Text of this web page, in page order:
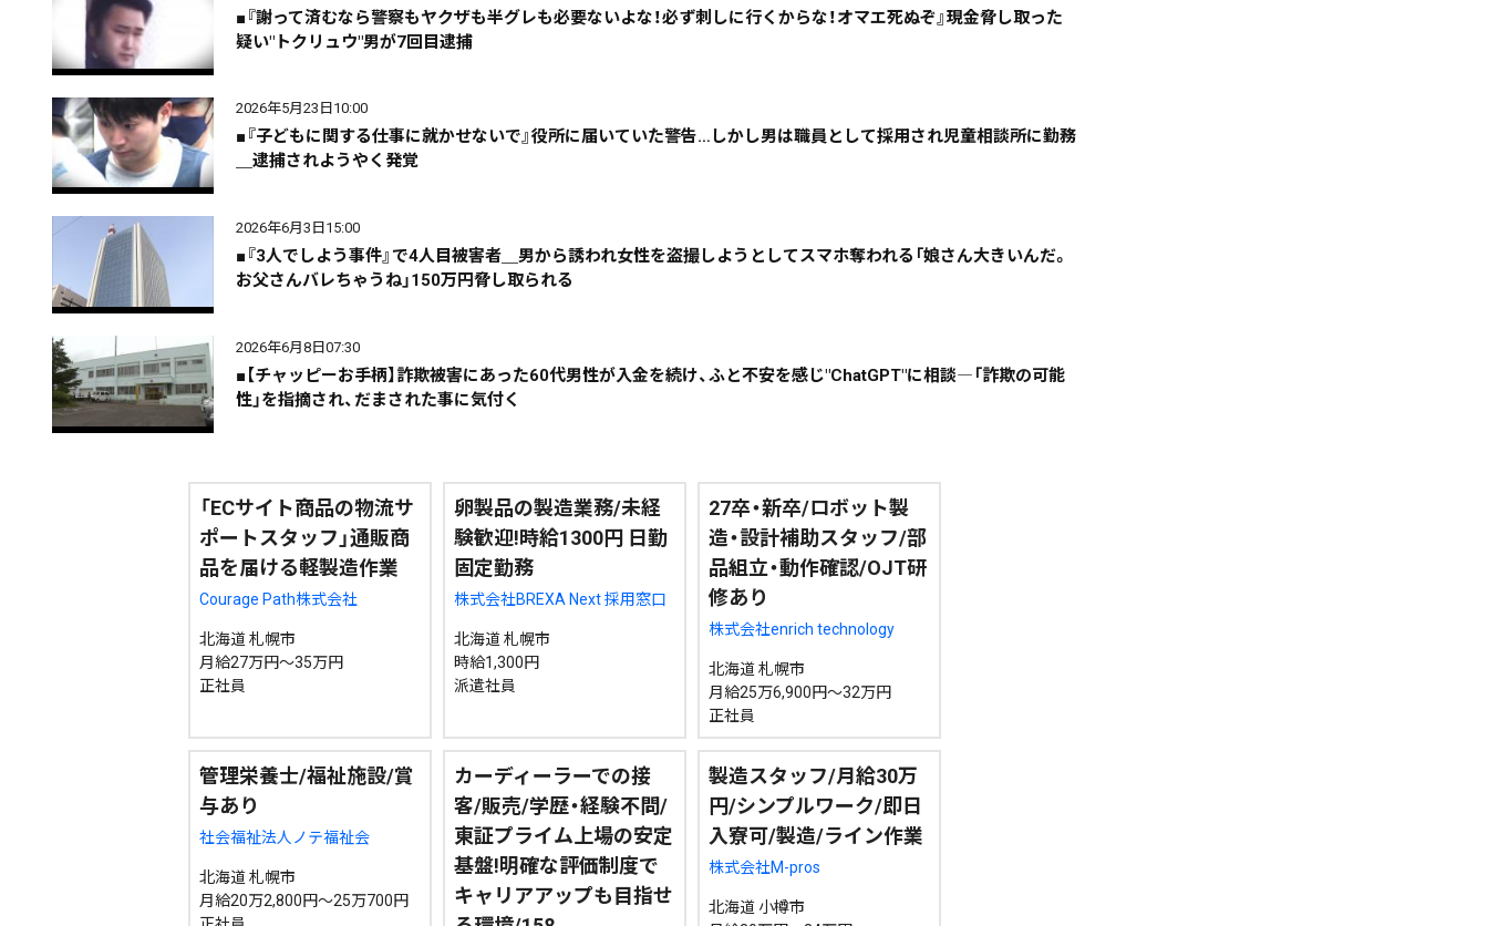
■『謝って済むなら警察もヤクザも半グレも必要ないよな！必ず刺しに行くからな！オマエ死ぬぞ』現金脅し取った
疑い"トクリュウ"男が7回目逮捕
2026年5月23日10:00
■『子どもに関する仕事に就かせないで』役所に届いていた警告…しかし男は職員として採用され児童相談所に勤務
＿逮捕されようやく発覚
2026年6月3日15:00
■『3人でしよう事件』で4人目被害者＿男から誘われ女性を盗撮しようとしてスマホ奪われる「娘さん大きいんだ。
お父さんバレちゃうね」150万円脅し取られる
2026年6月8日07:30
■【チャッピーお手柄】詐欺被害にあった60代男性が入金を続け、ふと不安を感じ"ChatGPT"に相談―「詐欺の可能
性」を指摘され、だまされた事に気付く
「ECサイト商品の物流サ
ポートスタッフ」通販商
品を届ける軽製造作業
Courage Path株式会社
北海道 札幌市
月給27万円～35万円
正社員
卵製品の製造業務/未経
験歓迎!時給1300円 日勤
固定勤務
株式会社BREXA Next 採用窓口
北海道 札幌市
時給1,300円
派遣社員
27卒・新卒/ロボット製
造・設計補助スタッフ/部
品組立・動作確認/OJT研
修あり
株式会社enrich technology
北海道 札幌市
月給25万6,900円～32万円
正社員
管理栄養士/福祉施設/賞
与あり
社会福祉法人ノテ福祉会
北海道 札幌市
月給20万2,800円～25万700円
カーディーラーでの接
客/販売/学歴・経験不問/
東証プライム上場の安定
基盤!明確な評価制度で
キャリアアップも目指せ
製造スタッフ/月給30万
円/シンプルワーク/即日
入寮可/製造/ライン作業
株式会社M-pros
北海道 小樽市
カテゴリ 事件・事故 社会
エリア 道北 道央 道南 道東 全道 道外
カテゴリで絞る
検索